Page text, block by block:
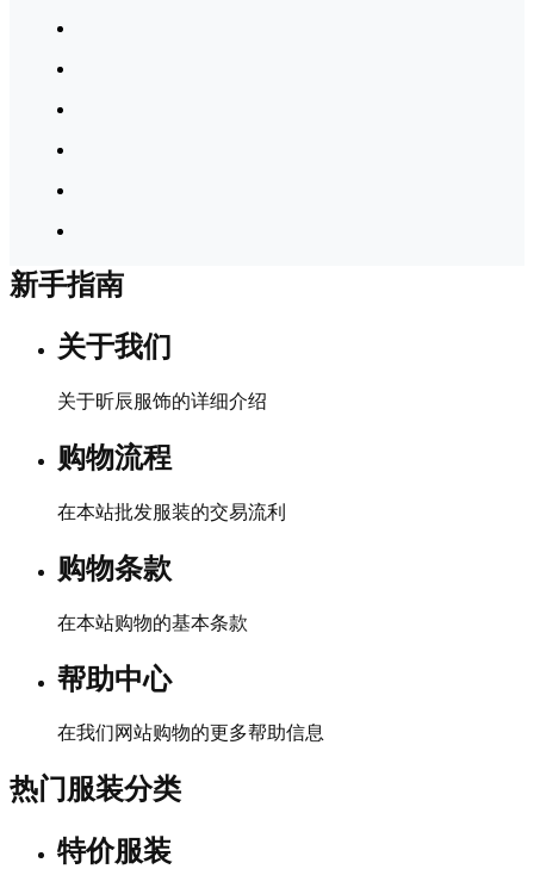
新手指南
关于我们
关于昕辰服饰的详细介绍
购物流程
在本站批发服装的交易流利
购物条款
在本站购物的基本条款
帮助中心
在我们网站购物的更多帮助信息
热门服装分类
特价服装